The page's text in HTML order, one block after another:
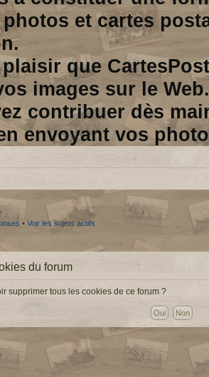
et cartes
que
images sur le Web.
contribuer dès
envoyant vos
• Voir les sujets actifs
du forum
supprimer tous les cookies de ce forum ?